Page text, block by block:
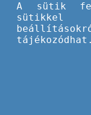
A sütik
tájékozódhat.